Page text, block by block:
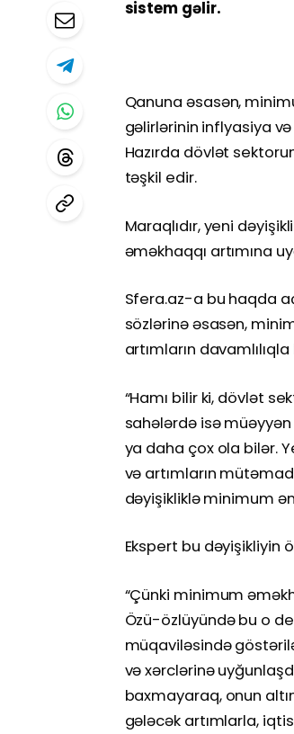
sistem gəlir.
Qanuna əsasən,
gəlirlərinin inflyasiya
Hazırda dövlət
təşkil edir.
Maraqlıdır, yeni
əməkhaqqı artımına
Sfera.az-a bu haqda
sözlərinə əsasən,
artımların
“Hamı bilir ki, dövlət
sahələrdə isə
ya daha çox ola bilər.
və artımların
dəyişikliklə minimum
Ekspert bu dəyişikliyin
“Çünki minimum
Özü-özlüyündə bu o
müqaviləsində
və xərclərinə
baxmayaraq, onun
gələcək artımlarla,